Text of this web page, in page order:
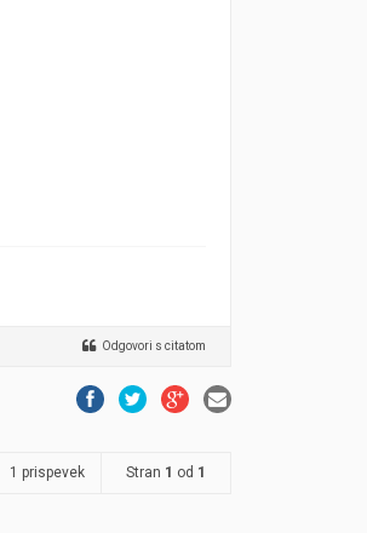
Odgovori s citatom
1 prispevek Stran 1 od 1